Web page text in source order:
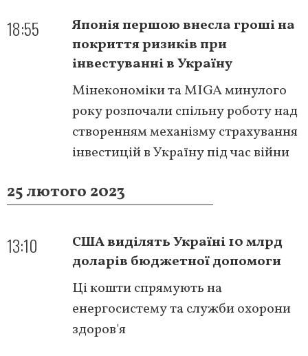
18:55
Японія першою внесла гроші на
покриття ризиків при
інвестуванні в Україну
Мінекономіки та MIGA минулого
року розпочали спільну роботу над
створенням механізму страхування
інвестицій в Україну під час війни
25 лютого 2023
13:10
США виділять Україні 10 млрд
доларів бюджетної допомоги
Ці кошти спрямують на
енергосистему та служби охорони
здоров'я